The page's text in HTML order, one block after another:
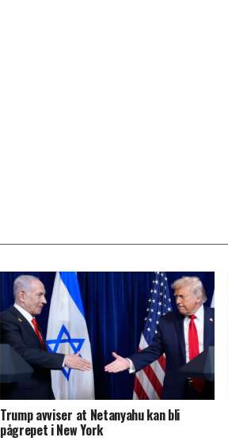
Trump avviser at Netanyahu kan bli
pågrepet i New York